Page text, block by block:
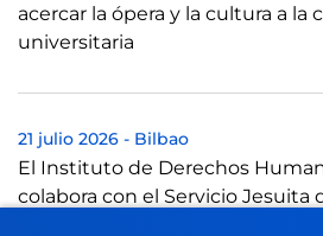
acercar la ópera y la cultura a la
universitaria
21 julio 2026 - Bilbao
El Instituto de Derechos
colabora con el Servicio Jesuita